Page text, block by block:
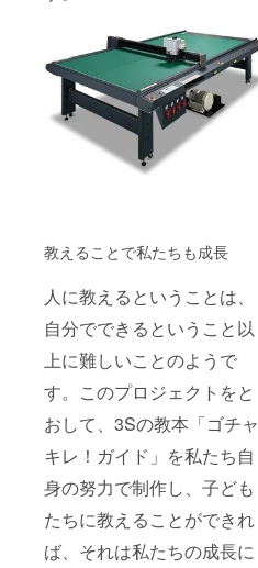
教えることで私たちも成長
人に教えるということは、
自分でできるということ以
上に難しいことのようで
す。このプロジェクトをと
おして、3Sの教本「ゴチャ
キレ！ガイド」を私たち自
身の努力で制作し、子ども
たちに教えることができれ
ば、それは私たちの成長に